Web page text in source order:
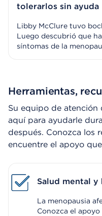
tolerarlos sin ayuda
Libby McClure tuvo
Luego descubrió que
síntomas de la
Herramientas,
Su equipo de atención
aquí para ayudarle
después. Conozca los
encuentre el apoyo
Salud mental y
La menopausia
Conozca el